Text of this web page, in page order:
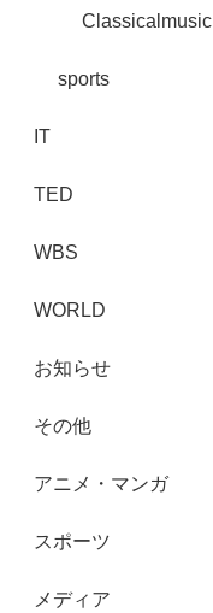
Classicalmusic
sports
IT
TED
WBS
WORLD
お知らせ
その他
アニメ・マンガ
スポーツ
メディア